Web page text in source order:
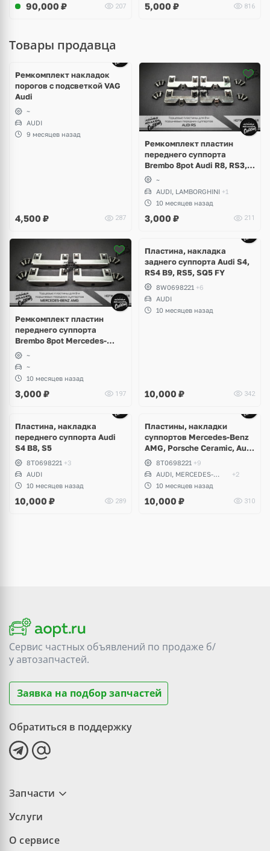
90,000 ₽ 207 5,000 ₽ 816
Товары продавца
Ремкомплект накладок
порогов с подсветкой VAG
Audi
~
AUDI
9 месяцев назад
4,500 ₽ 287
Ремкомплект пластин
переднего суппорта
Brembo 8pot Audi R8, RS3,
RS4 B8, RS5, RSQ3, TTRS,
Lamborghini Gallardo,
Volkswagen Phaeton W12
~
AUDI, LAMBORGHINI +1
10 месяцев назад
3,000 ₽ 211
Ремкомплект пластин
переднего суппорта
Brembo 8pot Mercedes-
Benz AMG
~
~
10 месяцев назад
3,000 ₽ 197
Пластина, накладка
заднего суппорта Audi S4,
RS4 B9, RS5, SQ5 FY
8W0698221 +6
AUDI
10 месяцев назад
10,000 ₽ 342
Пластина, накладка
переднего суппорта Audi
S4 B8, S5
8T0698221 +3
AUDI
10 месяцев назад
10,000 ₽ 289
Пластины, накладки
суппортов Mercedes-Benz
AMG, Porsche Ceramic, Audi
S, RS, Volkswagen R, Seat
Cupra
8T0698221 +9
AUDI, MERCEDES-
BENZ
+2
10 месяцев назад
10,000 ₽ 310
Сервис частных объявлений по продаже б/
уавтозапчастей.
Заявка на подбор запчастей
Обратиться в поддержку
Запчасти
Услуги
О сервисе